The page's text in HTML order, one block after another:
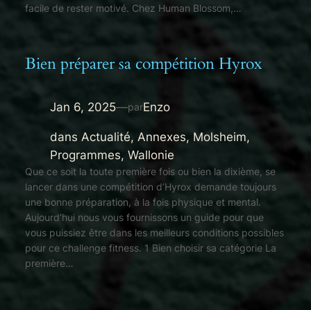
facile de rester motivé. Chez Human Blossom,…
Bien préparer sa compétition Hyrox
Jan 6, 2025—parEnzo
dans Actualité, Annexes, Molsheim
Programmes, Wallonie
Que ce soit la toute première fois ou bien la dixième, se
lancer dans une compétition d’Hyrox demande toujours
une bonne préparation, à la fois physique et mental.
Aujourd’hui nous vous fournissons un guide pour que
vous puissiez être dans les meilleurs conditions possibles
pour ce challenge fitness. 1 Bien choisir sa catégorie La
première…